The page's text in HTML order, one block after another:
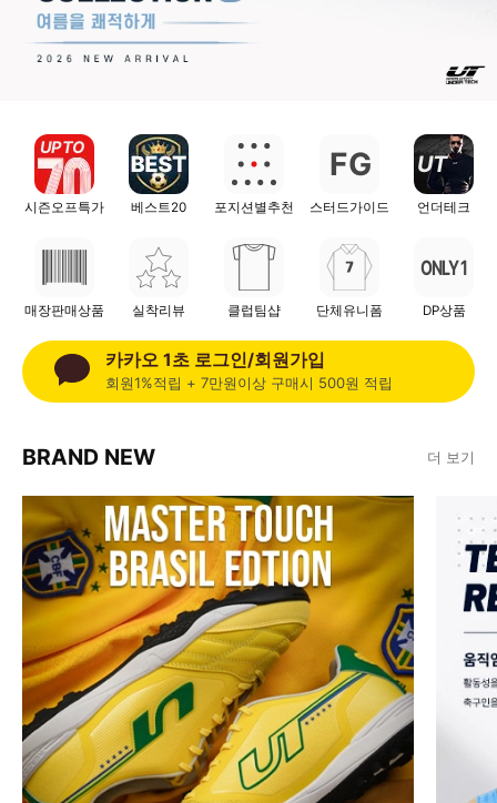
UP TO
시즌오프특가 베스트20 포지션별추천
FG
스터드가이드
UT
언더테크
매장판매상품 실착리뷰 클럽팀샵 단체유니폼
ONLY 1
DP상품
카카오 1초 로그인/회원가입
회원1%적립 + 7만원이상 구매시 500원 적립
BRAND NEW 더 보기